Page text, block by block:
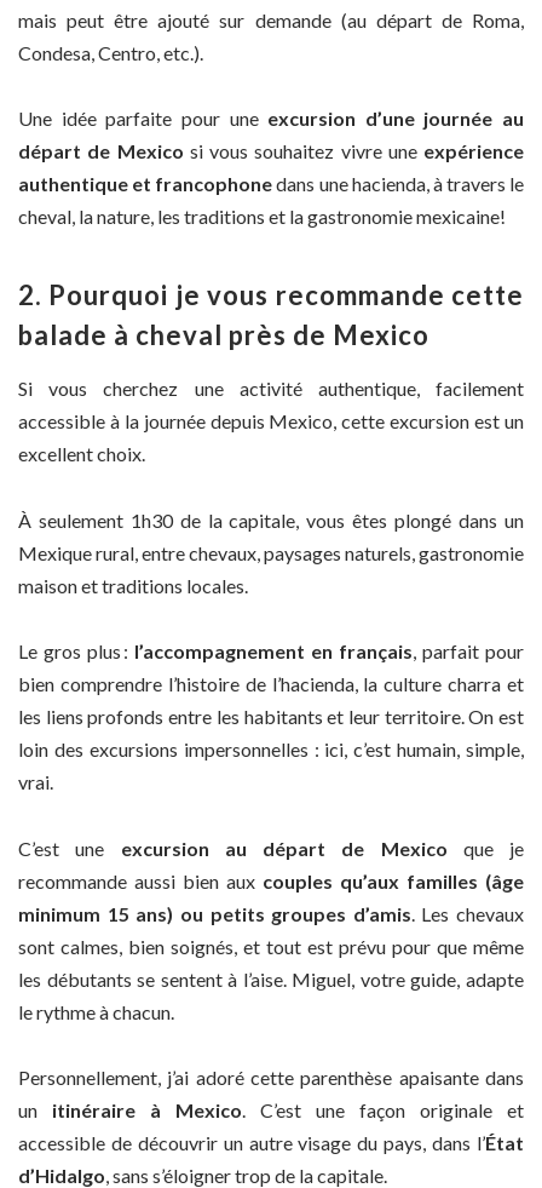
mais peut être ajouté sur demande (au départ de Roma,
Condesa, Centro, etc.).
Une idée parfaite pour une excursion d’une journée au
départ de Mexico si vous souhaitez vivre une expérience
authentique et francophonedans une hacienda, à travers le
cheval, la nature, les traditions et la gastronomie mexicaine!
2. Pourquoi je vous recommande cette
balade à cheval près de Mexico
Si vous cherchez une activité authentique, facilement
accessible à la journée depuis Mexico, cette excursion est un
excellent choix.
À seulement 1h30 de la capitale, vous êtes plongé dans un
Mexique rural, entre chevaux, paysages naturels, gastronomie
maison et traditions locales.
Le gros plus : l’accompagnement en français, parfait pour
bien comprendre l’histoire de l’hacienda, la culture charra et
les liens profonds entre les habitants et leur territoire. On est
loin des excursions impersonnelles : ici, c’est humain, simple,
vrai.
C’est une excursion au départ de Mexico que je
recommande aussi bien aux couples qu’aux familles (âge
minimum 15 ans) ou petits groupes d’amis . Les chevaux
sont calmes, bien soignés, et tout est prévu pour que même
les débutants se sentent à l’aise. Miguel, votre guide, adapte
le rythme à chacun.
Personnellement, j’ai adoré cette parenthèse apaisante dans
un itinéraire à Mexico. C’est une façon originale et
accessible de découvrir un autre visage du pays, dans l’État
d’Hidalgo, sans s’éloigner trop de la capitale.